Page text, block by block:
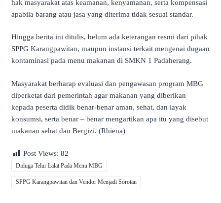
hak masyarakat atas keamanan, kenyamanan, serta kompensasi
apabila barang atau jasa yang diterima tidak sesuai standar.
Hingga berita ini ditulis, belum ada keterangan resmi dari pihak
SPPG Karangpawitan, maupun instansi terkait mengenai dugaan
kontaminasi pada menu makanan di SMKN 1 Padaherang.
Masyarakat berharap evaluasi dan pengawasan program MBG
diperketat dari pemerintah agar makanan yang diberikan
kepada peserta didik benar-benar aman, sehat, dan layak
konsumsi, serta benar – benar mengartikan apa itu yang disebut
makanan sehat dan Bergizi. (Rhiena)
Post Views: 82
Diduga Telur Lalat Pada Menu MBG
SPPG Karangpawitan dan Vendor Menjadi Sorotan